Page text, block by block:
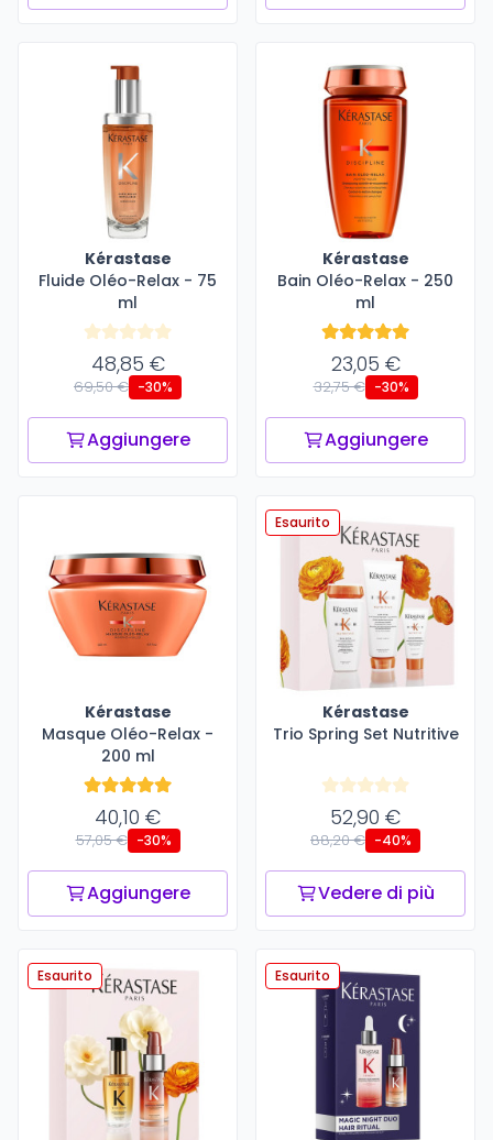
Kérastase
Fluide Oléo-Relax - 75
ml
48,85 €
69,50 € -30%
Aggiungere
Kérastase
Bain Oléo-Relax - 250
ml
23,05 €
32,75 € -30%
Aggiungere
Kérastase
Masque Oléo-Relax -
200 ml
40,10 €
57,05 € -30%
Aggiungere
Esaurito
Kérastase
Trio Spring Set Nutritive
52,90 €
88,20 € -40%
Vedere di più
Esaurito Esaurito